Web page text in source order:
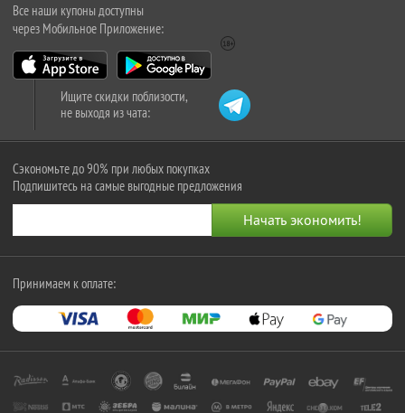
Все наши купоны доступны
через Мобильное Приложение:
Ищите скидки поблизости,
не выходя из чата:
Сэкономьте до 90% при любых покупках
Подпишитесь на самые выгодные предложения
Принимаем к оплате: